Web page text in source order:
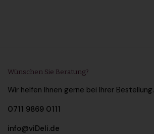
Wünschen Sie Beratung?
Wir helfen Ihnen gerne bei Ihrer Bestellung.
0711 9869 0111
info@viDeli.de